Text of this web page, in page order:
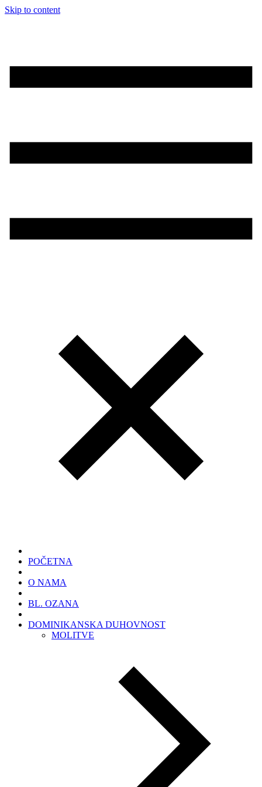
Skip to content
POČETNA
O NAMA
BL. OZANA
DOMINIKANSKA DUHOVNOST
MOLITVE